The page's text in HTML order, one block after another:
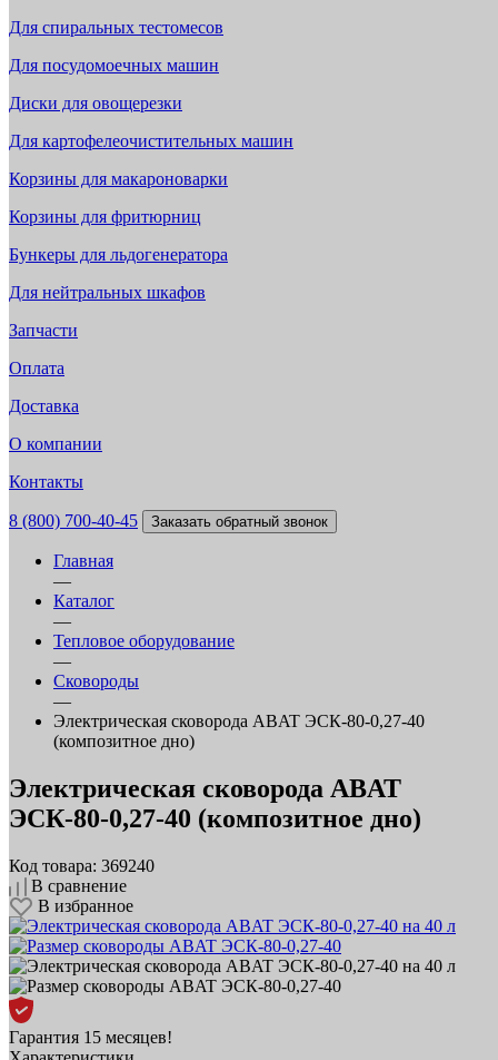
Для спиральных тестомесов
Для посудомоечных машин
Диски для овощерезки
Для картофелеочистительных машин
Корзины для макароноварки
Корзины для фритюрниц
Бункеры для льдогенератора
Для нейтральных шкафов
Запчасти
Оплата
Доставка
О компании
Контакты
8 (800) 700-40-45 Заказать обратный звонок
Главная
—
Каталог
—
Тепловое оборудование
—
Сковороды
—
Электрическая сковорода ABAT ЭСК‑80‑0,27‑40
(композитное дно)
Электрическая сковорода ABAT
ЭСК‑80‑0,27‑40 (композитное дно)
Код товара: 369240
В сравнение
В избранное
Гарантия 15 месяцев!